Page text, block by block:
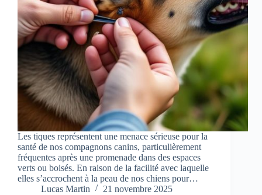
Les tiques représentent une menace sérieuse pour la
santé de nos compagnons canins, particulièrement
fréquentes après une promenade dans des espaces
verts ou boisés. En raison de la facilité avec laquelle
elles s’accrochent à la peau de nos chiens pour…
Lucas Martin
21 novembre 2025